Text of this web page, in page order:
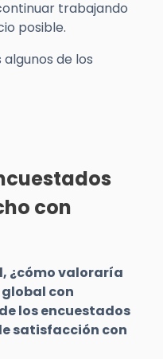
trabajando
posible.
de los
con
¿cómo valoraría
con
de los encuestados
satisfacción con